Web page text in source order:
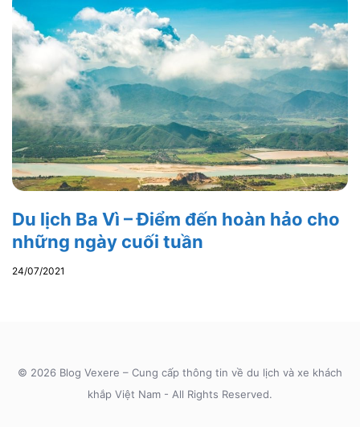
Du lịch Ba Vì – Điểm đến hoàn hảo cho
những ngày cuối tuần
24/07/2021
© 2026 Blog Vexere – Cung cấp thông tin về du lịch và xe khách
khắp Việt Nam - All Rights Reserved.